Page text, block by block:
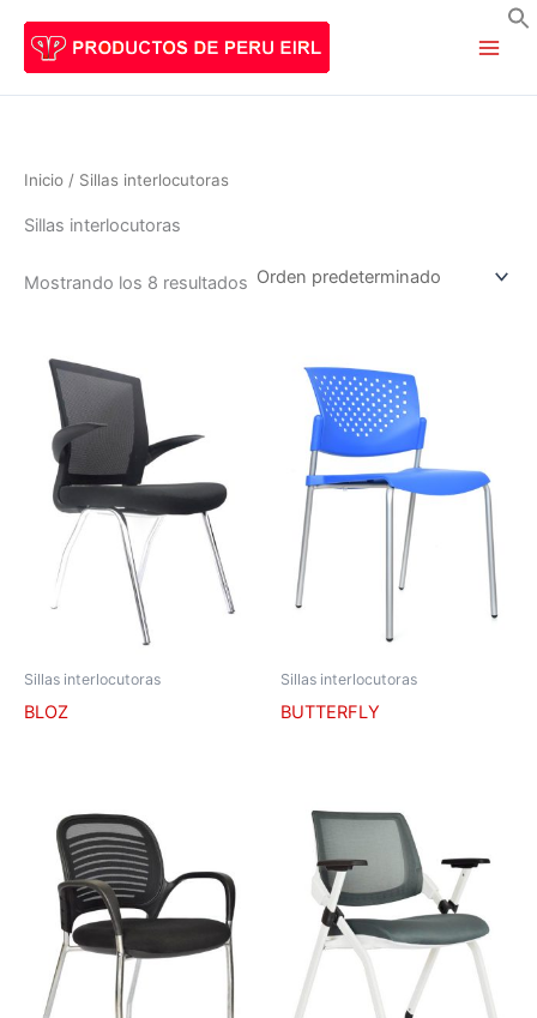
contenido
Inicio / Sillas interlocutoras
Sillas interlocutoras
Mostrando los 8 resultados
Sillas interlocutoras
BLOZ
Sillas interlocutoras
BUTTERFLY